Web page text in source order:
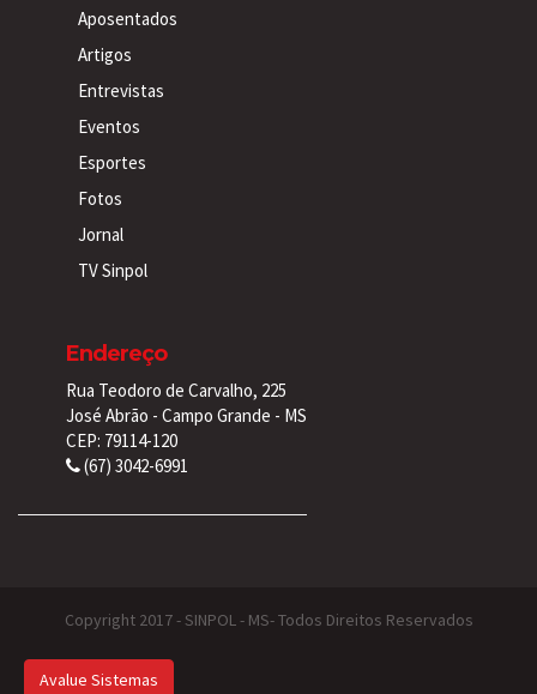
Aposentados
Artigos
Entrevistas
Eventos
Esportes
Fotos
Jornal
TV Sinpol
Endereço
Rua Teodoro de Carvalho, 225
José Abrão - Campo Grande - MS
CEP: 79114-120
(67) 3042-6991
Copyright 2017 - SINPOL - MS- Todos Direitos Reservados
Avalue Sistemas